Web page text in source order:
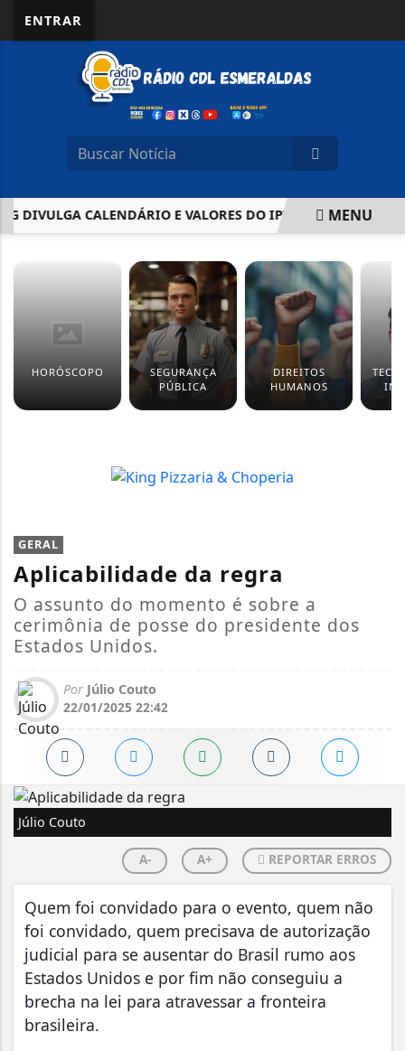
ENTRAR
CALENDÁRIO E VALORES DO IPVA 2026; VEJA COMO
MENU
HORÓSCOPO
SEGURANÇA
PÚBLICA
DIREITOS
HUMANOS
GERAL
Aplicabilidade da regra
O assunto do momento é sobre a
cerimônia de posse do presidente dos
Estados Unidos.
Por Júlio Couto
22/01/2025 22:42
Júlio Couto
A- A+ REPORTAR ERROS
Quem foi convidado para o evento, quem não
foi convidado, quem precisava de autorização
judicial para se ausentar do Brasil rumo aos
Estados Unidos e por fim não conseguiu a
brecha na lei para atravessar a fronteira
brasileira.